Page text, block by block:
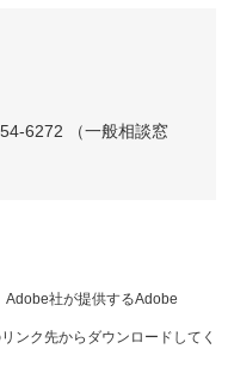
6272 （一般相談窓
Adobe社が提供するAdobe
ンク先からダウンロードしてく